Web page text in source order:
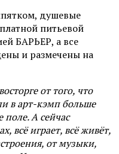
душевые
питьевой
БАРЬЕР, а все
и размечены на
от того, что
в арт-кэмп больше
поле. А сейчас
всё играет, всё живёт,
от музыки,